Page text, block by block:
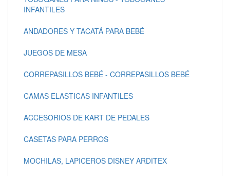
INFANTILES
ANDADORES Y TACATÁ PARA BEBÉ
JUEGOS DE MESA
CORREPASILLOS BEBÉ - CORREPASILLOS BEBÉ
CAMAS ELASTICAS INFANTILES
ACCESORIOS DE KART DE PEDALES
CASETAS PARA PERROS
MOCHILAS, LAPICEROS DISNEY ARDITEX